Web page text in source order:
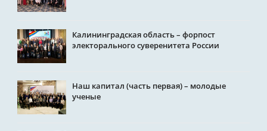
Калининградская область – форпост
электорального суверенитета России
Наш капитал (часть первая) – молодые
ученые